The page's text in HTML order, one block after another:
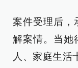
案件受理后，
解案情。当她
人、家庭生活